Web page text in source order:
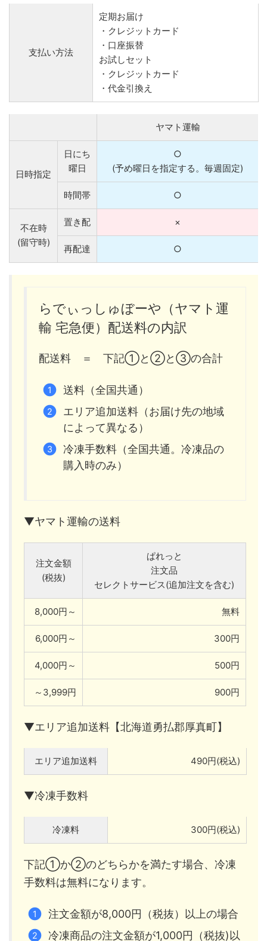
支払い方法
定期お届け
・クレジットカード
・口座振替
お試しセット
・クレジットカード
・代金引換え
ヤマト運輸
日時指定
日にち
曜日
○
(予め曜日を指定する。毎週固定)
時間帯 ○
不在時
(留守時)
置き配 ×
再配達 ○
らでぃっしゅぼーや（ヤマト運
輸 宅急便）配送料の内訳
配送料 ＝ 下記①と②と③の合計
送料（全国共通）
エリア追加送料（お届け先の地域
によって異なる）
冷凍手数料（全国共通。冷凍品の
購入時のみ）
▼ヤマト運輸の送料
注文金額
(税抜)
ぱれっと
注文品
セレクトサービス(追加注文を含む)
8,000円～ 無料
6,000円～ 300円
4,000円～ 500円
～3,999円 900円
▼エリア追加送料【北海道勇払郡厚真町】
エリア追加送料 490円(税込)
▼冷凍手数料
冷凍料 300円(税込)
下記①か②のどちらかを満たす場合、冷凍
手数料は無料になります。
注文金額が8,000円（税抜）以上の場合
冷凍商品の注文金額が1,000円（税抜)以